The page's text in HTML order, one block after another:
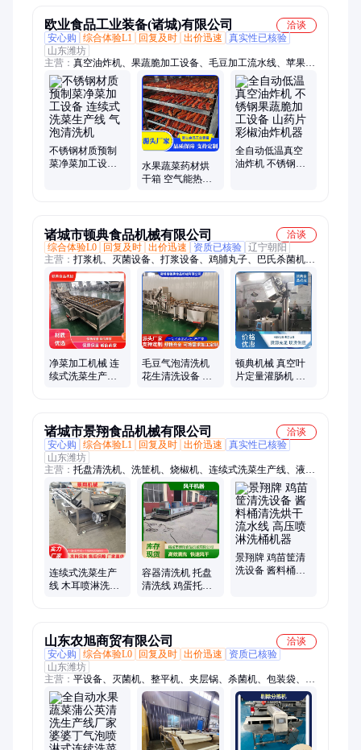
欧业食品工业装备(诸城)有限公司
洽谈
安心购
综合体验L1 回复及时 出价迅速
真实性已核验
山东潍坊
主营： 真空油炸机、果蔬脆加工设备、毛豆加工流水线、苹果脆
片真空膨化机、玉米深加工流水线、果脯真空浸糖流水线、粽子
玉米高温杀菌锅
不锈钢材质预制
菜净菜加工设备
水果蔬菜药材烘
干箱 空气能热泵
全自动低温真空
油炸机 不锈钢果
诸城市顿典食品机械有限公司
洽谈
综合体验L0
回复及时 出价迅速 资质已核验 辽宁朝阳
主营： 打浆机、灭菌设备、打浆设备、鸡脯丸子、巴氏杀菌机、
杀菌冷却设备
净菜加工机械 连
续式洗菜生产线
毛豆气泡清洗机
花生清洗设备 多
顿典机械 真空叶
片定量灌肠机 火
诸城市景翔食品机械有限公司
洽谈
安心购
综合体验L1 回复及时 出价迅速
真实性已核验
山东潍坊
主营： 托盘清洗机、洗筐机、烧椒机、连续式洗菜生产线、液化
气烧毛机、毛刷清洗机、绞肉机、香肠加工设备、风干流水线、
食品杀菌设备、真空滚揉机、斩拌机、拌馅机、盐水注射机、水
平切片机、鲜肉切条机
连续式洗菜生产
线 木耳喷淋洗菜
容器清洗机 托盘
清洗线 鸡蛋托清
景翔牌 鸡苗筐清
洗设备 酱料桶清
山东农旭商贸有限公司
洽谈
安心购
综合体验L0 回复及时 出价迅速
资质已核验
山东潍坊
主营： 平设备、灭菌机、整平机、夹层锅、杀菌机、包装袋、解
冻机、整型机、消菌机、硬毛刷、清洗机、洗果蔬、蒸煮机、灭
菌设备、刷洗设备、pvc皮带提、洗泥设备、食品灭菌、清洗设
备、高压喷淋、土豆去皮、蔬菜脱水、火锅底料、气泡清洗、温
度可调